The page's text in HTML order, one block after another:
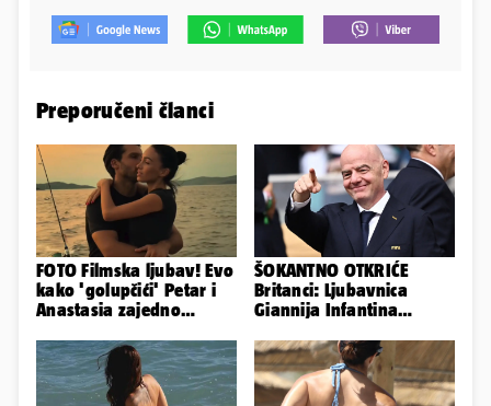
Preporučeni članci
FOTO Filmska ljubav! Evo
kako 'golupčići' Petar i
Anastasia zajedno
ŠOKANTNO OTKRIĆE
Britanci: Ljubavnica
Giannija Infantina
Uefe!?